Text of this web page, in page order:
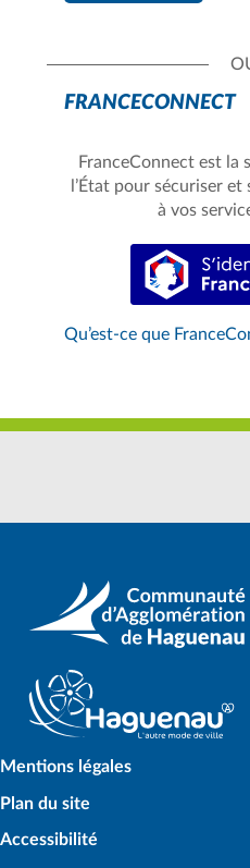
FRANCECONNECT
FranceConnect est la
l’État pour sécuriser
à vos
Qu’est-ce que
Mentions légales
Plan du site
Accessibilité